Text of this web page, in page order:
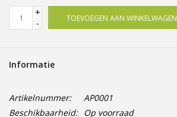
+
-
TOEVOEGEN AAN WINKELWAGEN
Informatie
Artikelnummer:
AP0001
Beschikbaarheid: Op voorraad